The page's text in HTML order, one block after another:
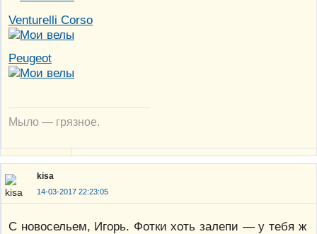
Venturelli Corso
Peugeot
Мыло — грязное.
kisa
14-03-2017 22:23:05
С новосельем, Игорь. Фотки хоть залепи — у тебя ж